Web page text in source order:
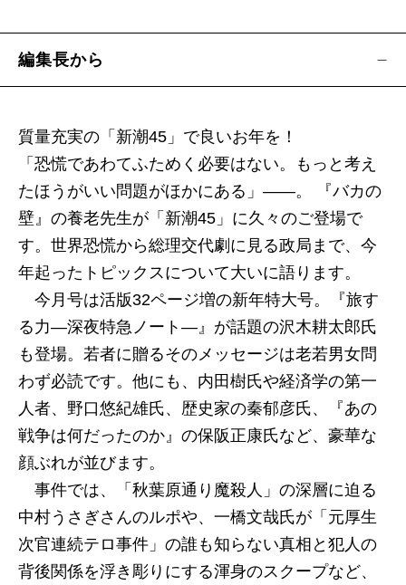
・経世済民／竹内靖雄
綾子
◆だまし庵日記／野坂昭如
◆哲学者というならず者がいる 持続するいま／
中島義道
◆外務省に告ぐ／佐藤優
◆日本人の教養 ＊新自由主義の暴虐 活字文化
は崩壊！／柳田邦男
◆日本語万華鏡 人称の本質は何か／鈴木孝夫
◆1963 「海外旅行、自由化元年」／山口文憲
◆矢来町心中 亜紀ちゃんが聴きたい／マツコ・
デラックス
◆恋愛単語で知るアメリカ 魅力的な相手をネッ
トで／吉原真里
◆スピリチュアル御伽草子 ＊投資家に聞かせた
い『笠地蔵』／江原啓之
■スピリチュアル熊野トリップ／辛酸なめ子
■あなたの知らない「カラオケ」の世界／烏賀陽弘
編集長から
質量充実の「新潮45」で良いお年を！
「恐慌であわてふためく必要はない。もっと考え
たほうがいい問題がほかにある」――。 『バカの
壁』の養老先生が「新潮45」に久々のご登場で
す。世界恐慌から総理交代劇に見る政局まで、今
年起ったトピックスについて大いに語ります。
今月号は活版32ページ増の新年特大号。『旅す
る力―深夜特急ノート―』が話題の沢木耕太郎氏
も登場。若者に贈るそのメッセージは老若男女問
わず必読です。他にも、内田樹氏や経済学の第一
人者、野口悠紀雄氏、歴史家の秦郁彦氏、『あの
戦争は何だったのか』の保阪正康氏など、豪華な
顔ぶれが並びます。
事件では、「秋葉原通り魔殺人」の深層に迫る
中村うさぎさんのルポや、一橋文哉氏が「元厚生
次官連続テロ事件」の誰も知らない真相と犯人の
背後関係を浮き彫りにする渾身のスクープなど、